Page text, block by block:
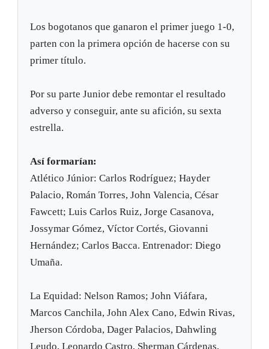
Los bogotanos que ganaron el primer juego 1-0,
parten con la primera opción de hacerse con su
primer título.
Por su parte Junior debe remontar el resultado
adverso y conseguir, ante su afición, su sexta
estrella.
Así formarían:
Atlético Júnior: Carlos Rodríguez; Hayder
Palacio, Román Torres, John Valencia, César
Fawcett; Luis Carlos Ruiz, Jorge Casanova,
Jossymar Gómez, Víctor Cortés, Giovanni
Hernández; Carlos Bacca. Entrenador: Diego
Umaña.
La Equidad: Nelson Ramos; John Viáfara,
Marcos Canchila, John Alex Cano, Edwin Rivas,
Jherson Córdoba, Dager Palacios, Dahwling
Leudo, Leonardo Castro, Sherman Cárdenas,